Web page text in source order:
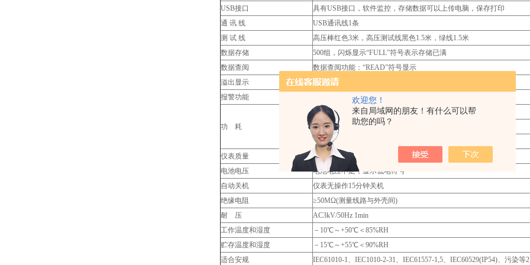
欢迎您！
来自局域网的朋友！有什么可以帮
助您的吗？
USB接口
具有USB接口，软件监控，存储数据可以上传电脑，保存打印
通 讯 线
USB通讯线1条
测 试 线
高压棒红色3米，高压测试线黑色1.5米，绿线1.5米
数据存储
500组，闪烁显示“FULL”符号表示存储已满
数据查阅
数据查阅功能：“READ”符号显示
溢出显示
超量程溢出功能：“OL”符号显示
报警功能
测量值超过报警设定值时发出报警提示
功 耗
待机: 30mA Max(背光关闭)
开机开背光: 42mA Max
测量：200mA Max(背光关闭)
仪表质量
2720g(含电池)
电池电压
电池电压不足，显示低电符号“ ”
自动关机
仪表无操作15分钟关机
绝缘电阻
≥50MΩ(测量线路与外壳间)
耐 压
AC3kV/50Hz 1min
工作温度和湿度
－10℃～+50℃＜85%RH
贮存温度和湿度
－15℃～+55℃＜90%RH
适合安规
IEC61010-1、IEC1010-2-31、IEC61557-1,5、IEC60529(IP54)、污染等